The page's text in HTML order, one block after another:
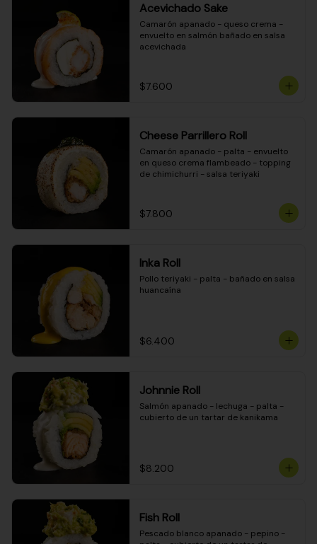
Acevichado Sake
Camarón apanado - queso crema -
envuelto en salmón bañado en salsa
acevichada
$7.600
Cheese Parrillero Roll
Camarón apanado - palta - envuelto
en queso crema flambeado - topping
de chimichurri - salsa teriyaki
$7.800
Inka Roll
Pollo teriyaki - palta - bañado en salsa
huancaína
$6.400
Johnnie Roll
Salmón apanado - lechuga - palta -
cubierto de un tartar de kanikama
$8.200
Fish Roll
Pescado blanco apanado - pepino -